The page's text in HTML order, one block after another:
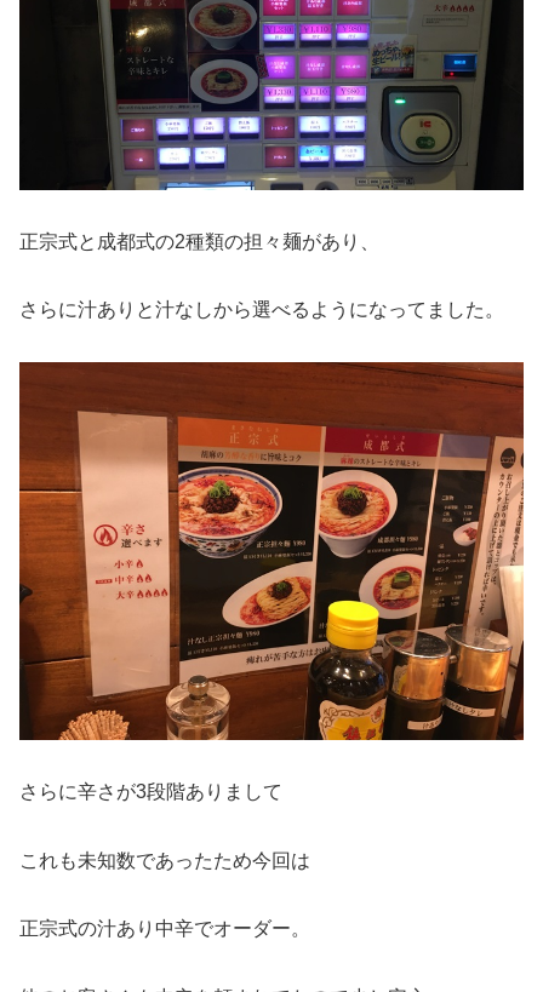
正宗式と成都式の2種類の担々麺があり、
さらに汁ありと汁なしから選べるようになってました。
さらに辛さが3段階ありまして
これも未知数であったため今回は
正宗式の汁あり中辛でオーダー。